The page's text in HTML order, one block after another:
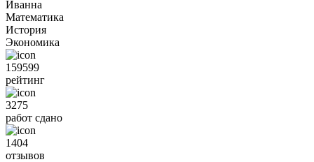
Иванна
Математика
История
Экономика
159599
рейтинг
3275
работ сдано
1404
отзывов